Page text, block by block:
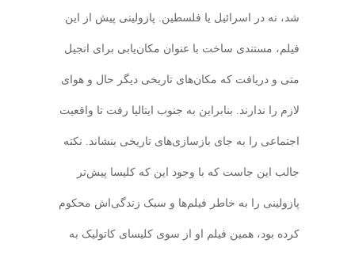
شد، نه در اسرائیل یا فلسطین. پازولینی پیش از این
فیلم، مستندی ساخت با عنوان مکان‌یابی برای انجیل
متی و دریافت که مکان‌های تاریخی دیگر حال و هوای
لازم را ندارند. بنابراین به جنوب ایتالیا رفت تا واقعیت
اجتماعی را به جای بازسازی‌های تاریخی بنشاند. نکته
جالب این جاست که با وجود این که کلیسا پیش‌تر
پازولینی را به خاطر فیلم‌ها و سبک زندگی‌اش محکوم
کرده بود، همین فیلم او از سوی کلیسای کاتولیک به